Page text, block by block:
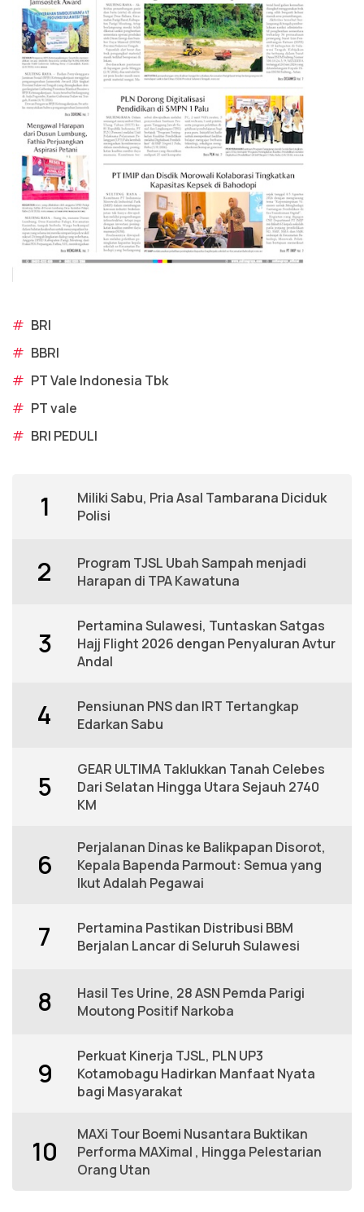
# BRI
# BBRI
# PT Vale Indonesia Tbk
# PT vale
# BRI PEDULI
1
Miliki Sabu, Pria Asal Tambarana Diciduk
Polisi
2
Program TJSL Ubah Sampah menjadi
Harapan di TPA Kawatuna
3
Pertamina Sulawesi, Tuntaskan Satgas
Hajj Flight 2026 dengan Penyaluran Avtur
Andal
4
Pensiunan PNS dan IRT Tertangkap
Edarkan Sabu
5
GEAR ULTIMA Taklukkan Tanah Celebes
Dari Selatan Hingga Utara Sejauh 2740
KM
6
Perjalanan Dinas ke Balikpapan Disorot,
Kepala Bapenda Parmout: Semua yang
Ikut Adalah Pegawai
7
Pertamina Pastikan Distribusi BBM
Berjalan Lancar di Seluruh Sulawesi
8
Hasil Tes Urine, 28 ASN Pemda Parigi
Moutong Positif Narkoba
9
Perkuat Kinerja TJSL, PLN UP3
Kotamobagu Hadirkan Manfaat Nyata
bagi Masyarakat
10
MAXi Tour Boemi Nusantara Buktikan
Performa MAXimal , Hingga Pelestarian
Orang Utan